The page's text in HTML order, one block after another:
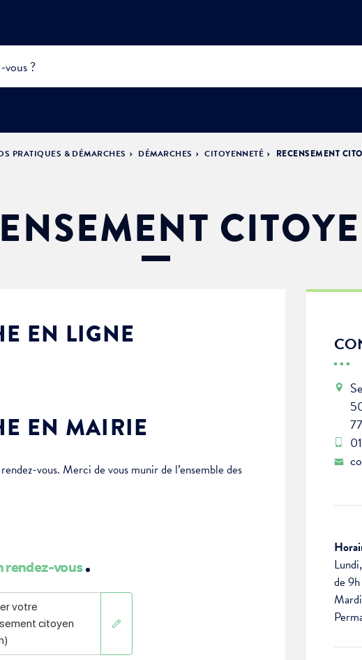
PRATIQUES & DÉMARCHES DÉMARCHES CITOYENNETÉ RECENSEMENT
EN LIGNE
EN MAIRIE
vous. Merci de vous munir de l’ensemble des
de